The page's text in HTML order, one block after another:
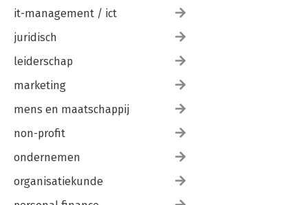
it-management / ict
juridisch
leiderschap
marketing
mens en maatschappij
non-profit
ondernemen
organisatiekunde